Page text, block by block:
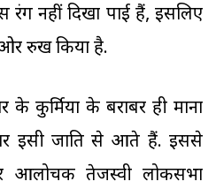
नहीं दिखा पाई हैं, इसलिए
रुख किया है.
के कुर्मियों के बराबर ही माना
इसी जाति से आते हैं. इससे
आलोचक तेजस्वी लोकसभा